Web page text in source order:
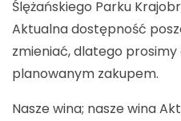
Ślężańskiego Parku
Aktualna dostępność
zmieniać, dlatego
planowanym zakupem.
Nasze wina; nasze wina